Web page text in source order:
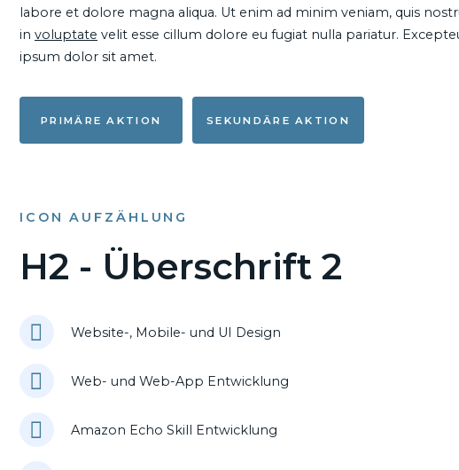
labore et dolore magna aliqua. Ut enim ad minim veniam, quis
in voluptate velit esse cillum dolore eu fugiat nulla pariatur.
ipsum dolor sit amet.
PRIMÄRE AKTION SEKUNDÄRE AKTION
ICON AUFZÄHLUNG
H2 - Überschrift 2
Website-, Mobile- und UI Design
Web- und Web-App Entwicklung
Amazon Echo Skill Entwicklung